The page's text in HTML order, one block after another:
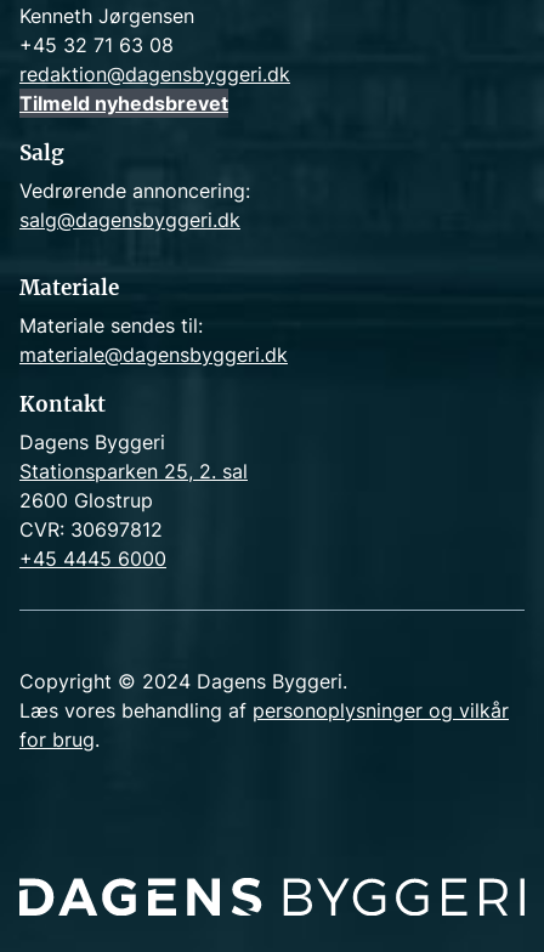
Kenneth Jørgensen
+45 32 71 63 08
redaktion@dagensbyggeri.dk
Tilmeld nyhedsbrevet
Salg
Vedrørende annoncering:
salg@dagensbyggeri.dk
Materiale
Materiale sendes til:
materiale@dagensbyggeri.dk
Kontakt
Dagens Byggeri
Stationsparken 25, 2. sal
2600 Glostrup
CVR: 30697812
+45 4445 6000
Copyright © 2024 Dagens Byggeri.
Læs vores behandling af personoplysninger og vilkår
for brug.